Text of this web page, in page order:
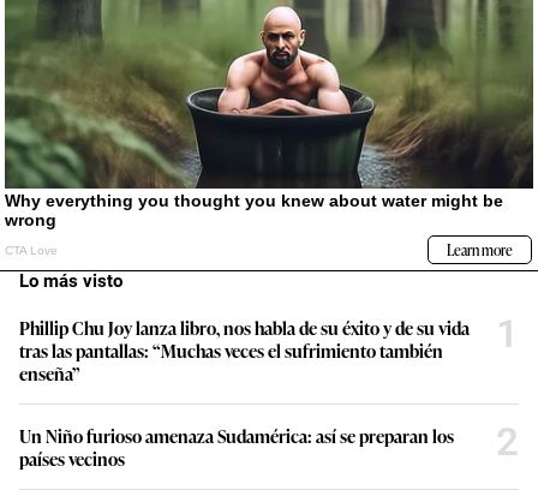
Lo más visto
Phillip Chu Joy lanza libro, nos habla de su éxito y de su vida
tras las pantallas: “Muchas veces el sufrimiento también
enseña”
1
Un Niño furioso amenaza Sudamérica: así se preparan los
países vecinos
2